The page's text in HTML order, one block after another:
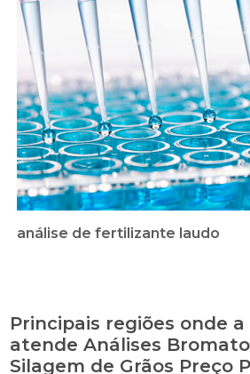
análise de fertilizante laudo
Principais regiões onde
atende Análises
Silagem de Grãos Preço